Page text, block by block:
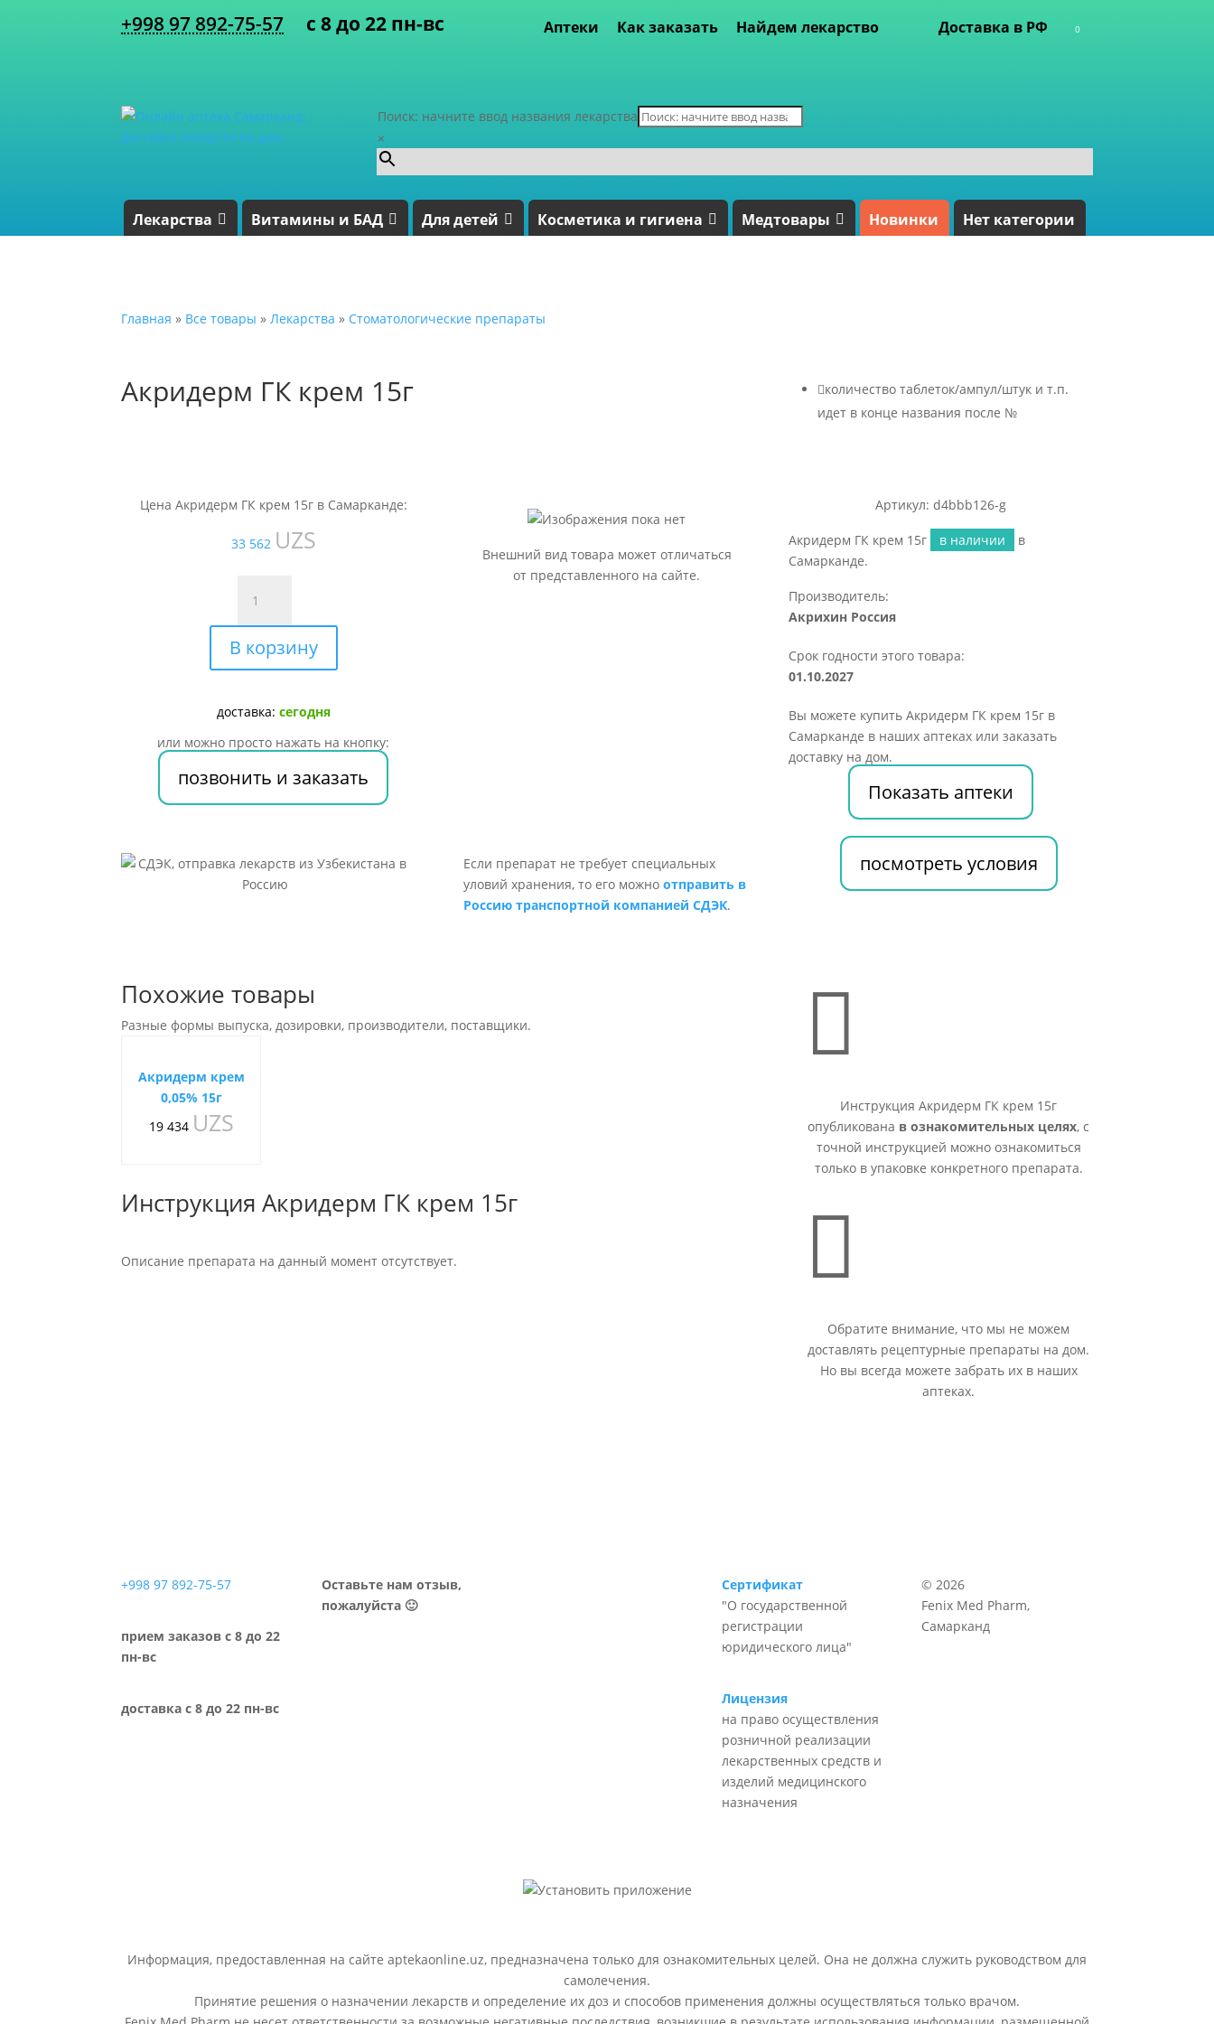
+998 97 892-75-57 с 8 до 22 пн-вс Аптеки Как заказать Найдем лекарство Доставка в РФ 0
Поиск: начните ввод названия лекарства
×
Лекарства Витамины и БАД Для детей Косметика и гигиена Медтовары Новинки Нет категории
Главная » Все товары » Лекарства » Стоматологические препараты
Акридерм ГК крем 15г количество таблеток/ампул/штук и т.п.
идет в конце названия после №
Цена Акридерм ГК крем 15г в Самарканде:
33 562 UZS
товара
Акридерм
ГК
крем
В корзину
доставка: сегодня
или можно просто нажать на кнопку:
позвонить и заказать
Внешний вид товара может отличаться
от представленного на сайте.
Артикул: d4bbb126-g
Акридерм ГК крем 15г в наличии
в
Самарканде.
Производитель:
Акрихин Россия
Срок годности этого товара:
01.10.2027
Вы можете купить Акридерм ГК крем 15г в
Самарканде в наших аптеках или заказать
доставку на дом.
Показать аптеки
Если препарат не требует специальных
уловий хранения, то его можно отправить в
Россию транспортной компанией СДЭК.
посмотреть условия
Похожие товары
Разные формы выпуска, дозировки, производители, поставщики.
Акридерм крем
0,05% 15г
19 434 UZS
Инструкция Акридерм ГК крем 15г
Описание препарата на данный момент отсутствует.

Инструкция Акридерм ГК крем 15г
опубликована в ознакомительных целях, с
точной инструкцией можно ознакомиться
только в упаковке конкретного препарата.

Обратите внимание, что мы не можем
доставлять рецептурные препараты на дом.
Но вы всегда можете забрать их в наших
аптеках.
+998 97 892-75-57
прием заказов с 8 до 22
пн-вс
доставка с 8 до 22 пн-вс
Оставьте нам отзыв,
пожалуйста 🙂
Сертификат
"О государственной
регистрации
юридического лица"
Лицензия
на право осуществления
розничной реализации
лекарственных средств и
изделий медицинского
назначения
© 2026
Fenix Med Pharm,
Самарканд
Информация, предоставленная на сайте aptekaonline.uz, предназначена только для ознакомительных целей. Она не должна служить руководством для
самолечения.
Принятие решения о назначении лекарств и определение их доз и способов применения должны осуществляться только врачом.